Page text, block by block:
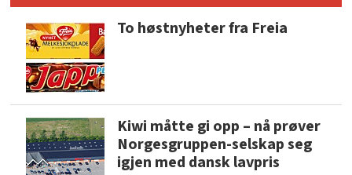
To høstnyheter fra Freia
Kiwi måtte gi opp – nå prøver
Norgesgruppen-selskap seg
igjen med dansk lavpris